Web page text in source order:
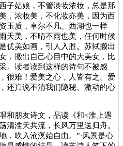
子姑娘，不管淡妆浓妆，总是那
，浓妆美，不化妆亦美，因为西
玉质，卓尔不凡。西湖也一样
天美，不晴不雨也美，任何时候
优美如画，引人入胜。苏轼搬出
，搬出自己心目中的大美女，比
。读者读到这样的诗句不被感
很难！爱美之心，人皆有之。爱
还真说不清我们隐秘、激动的心
和朋友诗文，品读《和<淮上遇
清淮天共流，长风万里送归舟。
，吹入沧溟始自由。”·风景是心